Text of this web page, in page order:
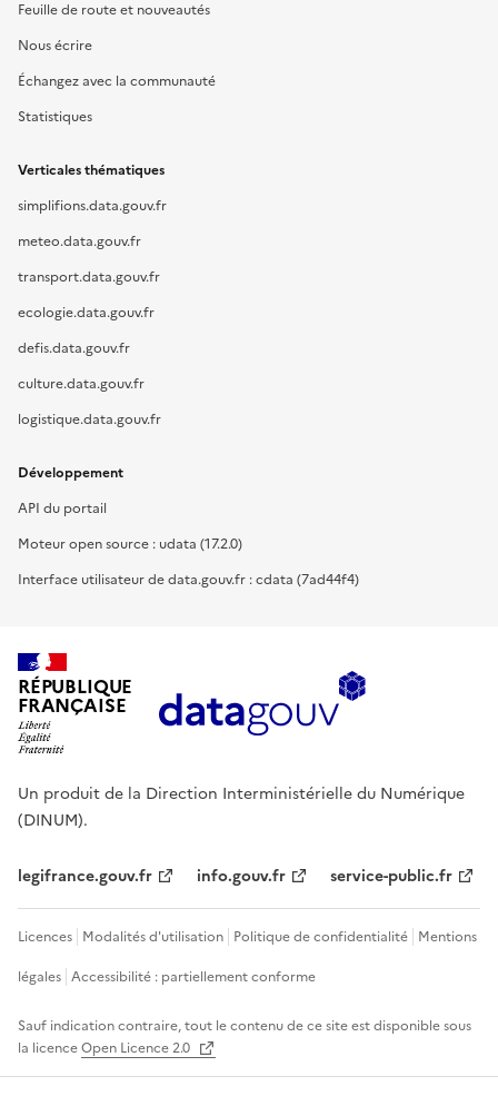
Feuille de route et nouveautés
Nous écrire
Échangez avec la communauté
Statistiques
Verticales thématiques
simplifions.data.gouv.fr
meteo.data.gouv.fr
transport.data.gouv.fr
ecologie.data.gouv.fr
defis.data.gouv.fr
culture.data.gouv.fr
logistique.data.gouv.fr
Développement
API du portail
Moteur open source : udata (17.2.0)
Interface utilisateur de data.gouv.fr : cdata (7ad44f4)
RÉPUBLIQUE
FRANÇAISE
Un produit de la Direction Interministérielle du Numérique
(DINUM).
legifrance.gouv.fr info.gouv.fr service-public.fr
Licences Modalités d'utilisation Politique de confidentialité Mentions
légales Accessibilité : partiellement conforme
Sauf indication contraire, tout le contenu de ce site est disponible sous
la licenceOpen Licence 2.0